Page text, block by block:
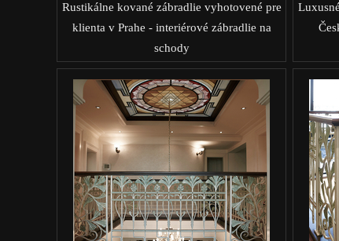
Rustikálne kované zábradlie vyhotovené pre
klienta v Prahe - interiérové zábradlie na
schody